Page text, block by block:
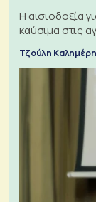
Η αισιοδοξία
καύσιμα στις
Τζούλη Καλημέρη